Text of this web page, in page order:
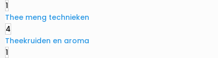
1
Thee meng technieken
4
Theekruiden en aroma
1